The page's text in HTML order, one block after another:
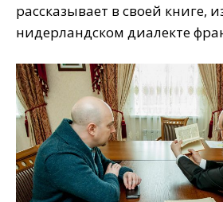
рассказывает в своей книге,
нидерландском диалекте